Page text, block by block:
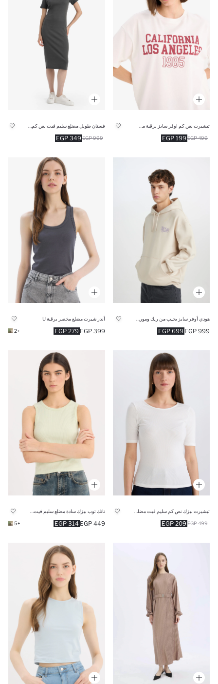
199 EGP 499 EGP
349 EGP 999 EGP
699 EGP 999 EGP
أندر شيرت مضلع مخصر برقبة U
279 EGP 399 EGP
+2
209 EGP 499 EGP
314 EGP 449 EGP
+5